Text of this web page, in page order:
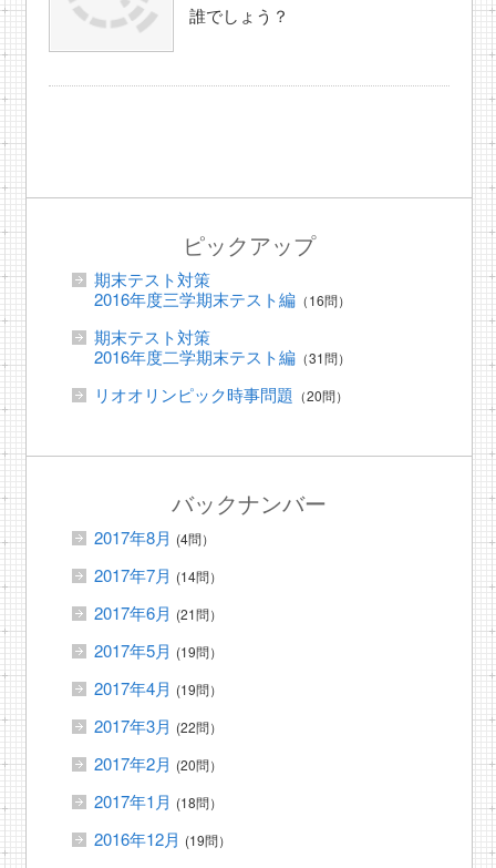
誰でしょう？
ピックアップ
期末テスト対策
2016年度三学期末テスト編（16問）
期末テスト対策
2016年度二学期末テスト編（31問）
リオオリンピック時事問題 （20問）
バックナンバー
2017年8月 (4問）
2017年7月 (14問）
2017年6月 (21問）
2017年5月 (19問）
2017年4月 (19問）
2017年3月 (22問）
2017年2月 (20問）
2017年1月 (18問）
2016年12月 (19問）